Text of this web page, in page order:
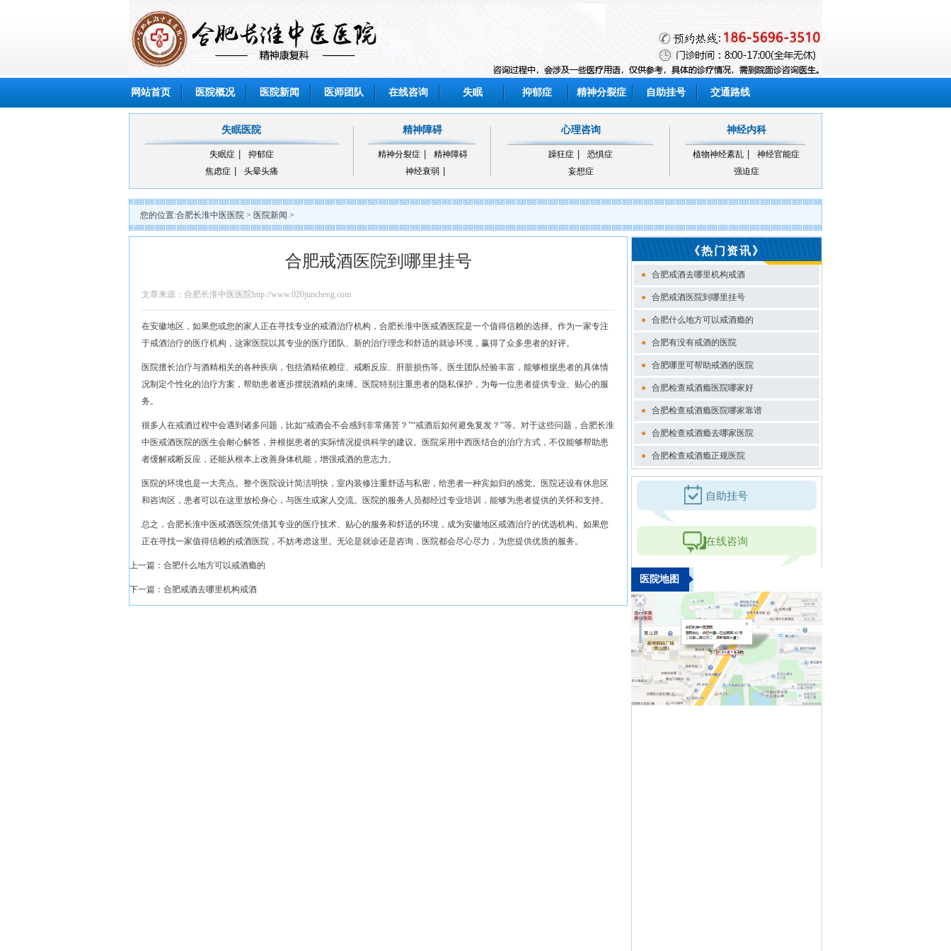
网站首页 医院概况 医院新闻 医师团队 在线咨询 失眠 抑郁症 精神分裂症 自助挂号 交通路线
失眠医院
失眠症
抑郁症
焦虑症
头晕头痛
精神障碍
精神分裂症
精神障碍
神经衰弱
心理咨询
躁狂症
恐惧症
妄想症
神经内科
植物神经紊乱
神经官能症
强迫症
您的位置:合肥长淮中医医院 > 医院新闻 >
合肥戒酒医院到哪里挂号
文章来源：合肥长淮中医医院http://www.020juncheng.com
在安徽地区，如果您或您的家人正在寻找专业的戒酒治疗机构，合肥长淮中医戒酒医院是一个值得信赖的选择。作为一家专注
于戒酒治疗的医疗机构，这家医院以其专业的医疗团队、新的治疗理念和舒适的就诊环境，赢得了众多患者的好评。
医院擅长治疗与酒精相关的各种疾病，包括酒精依赖症、戒断反应、肝脏损伤等。医生团队经验丰富，能够根据患者的具体情
况制定个性化的治疗方案，帮助患者逐步摆脱酒精的束缚。医院特别注重患者的隐私保护，为每一位患者提供专业、贴心的服
务。
很多人在戒酒过程中会遇到诸多问题，比如“戒酒会不会感到非常痛苦？”“戒酒后如何避免复发？”等。对于这些问题，合肥长淮
中医戒酒医院的医生会耐心解答，并根据患者的实际情况提供科学的建议。医院采用中西医结合的治疗方式，不仅能够帮助患
者缓解戒断反应，还能从根本上改善身体机能，增强戒酒的意志力。
医院的环境也是一大亮点。整个医院设计简洁明快，室内装修注重舒适与私密，给患者一种宾如归的感觉。医院还设有休息区
和咨询区，患者可以在这里放松身心，与医生或家人交流。医院的服务人员都经过专业培训，能够为患者提供的关怀和支持。
总之，合肥长淮中医戒酒医院凭借其专业的医疗技术、贴心的服务和舒适的环境，成为安徽地区戒酒治疗的优选机构。如果您
正在寻找一家值得信赖的戒酒医院，不妨考虑这里。无论是就诊还是咨询，医院都会尽心尽力，为您提供优质的服务。
上一篇： 合肥什么地方可以戒酒瘾的
下一篇： 合肥戒酒去哪里机构戒酒
《热门资讯》
● 合肥戒酒去哪里机构戒酒
● 合肥戒酒医院到哪里挂号
● 合肥什么地方可以戒酒瘾的
● 合肥有没有戒酒的医院
● 合肥哪里可帮助戒酒的医院
● 合肥检查戒酒瘾医院哪家好
● 合肥检查戒酒瘾医院哪家靠谱
● 合肥检查戒酒瘾去哪家医院
● 合肥检查戒酒瘾正规医院
自助挂号
在线咨询
医院地图